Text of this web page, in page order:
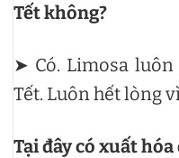
Tết không?
➤ Có. Limosa
Tết. Luôn hết lòng
Tại đây có xuất